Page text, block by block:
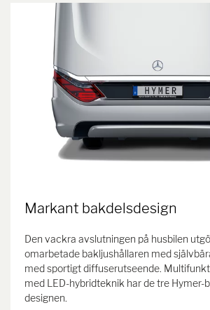
Markant bakdelsdesign
Den vackra avslutningen på husbilen
omarbetade bakljushållaren med
med sportigt diffuserutseende.
med LED-hybridteknik har de tre Hymer-
designen.